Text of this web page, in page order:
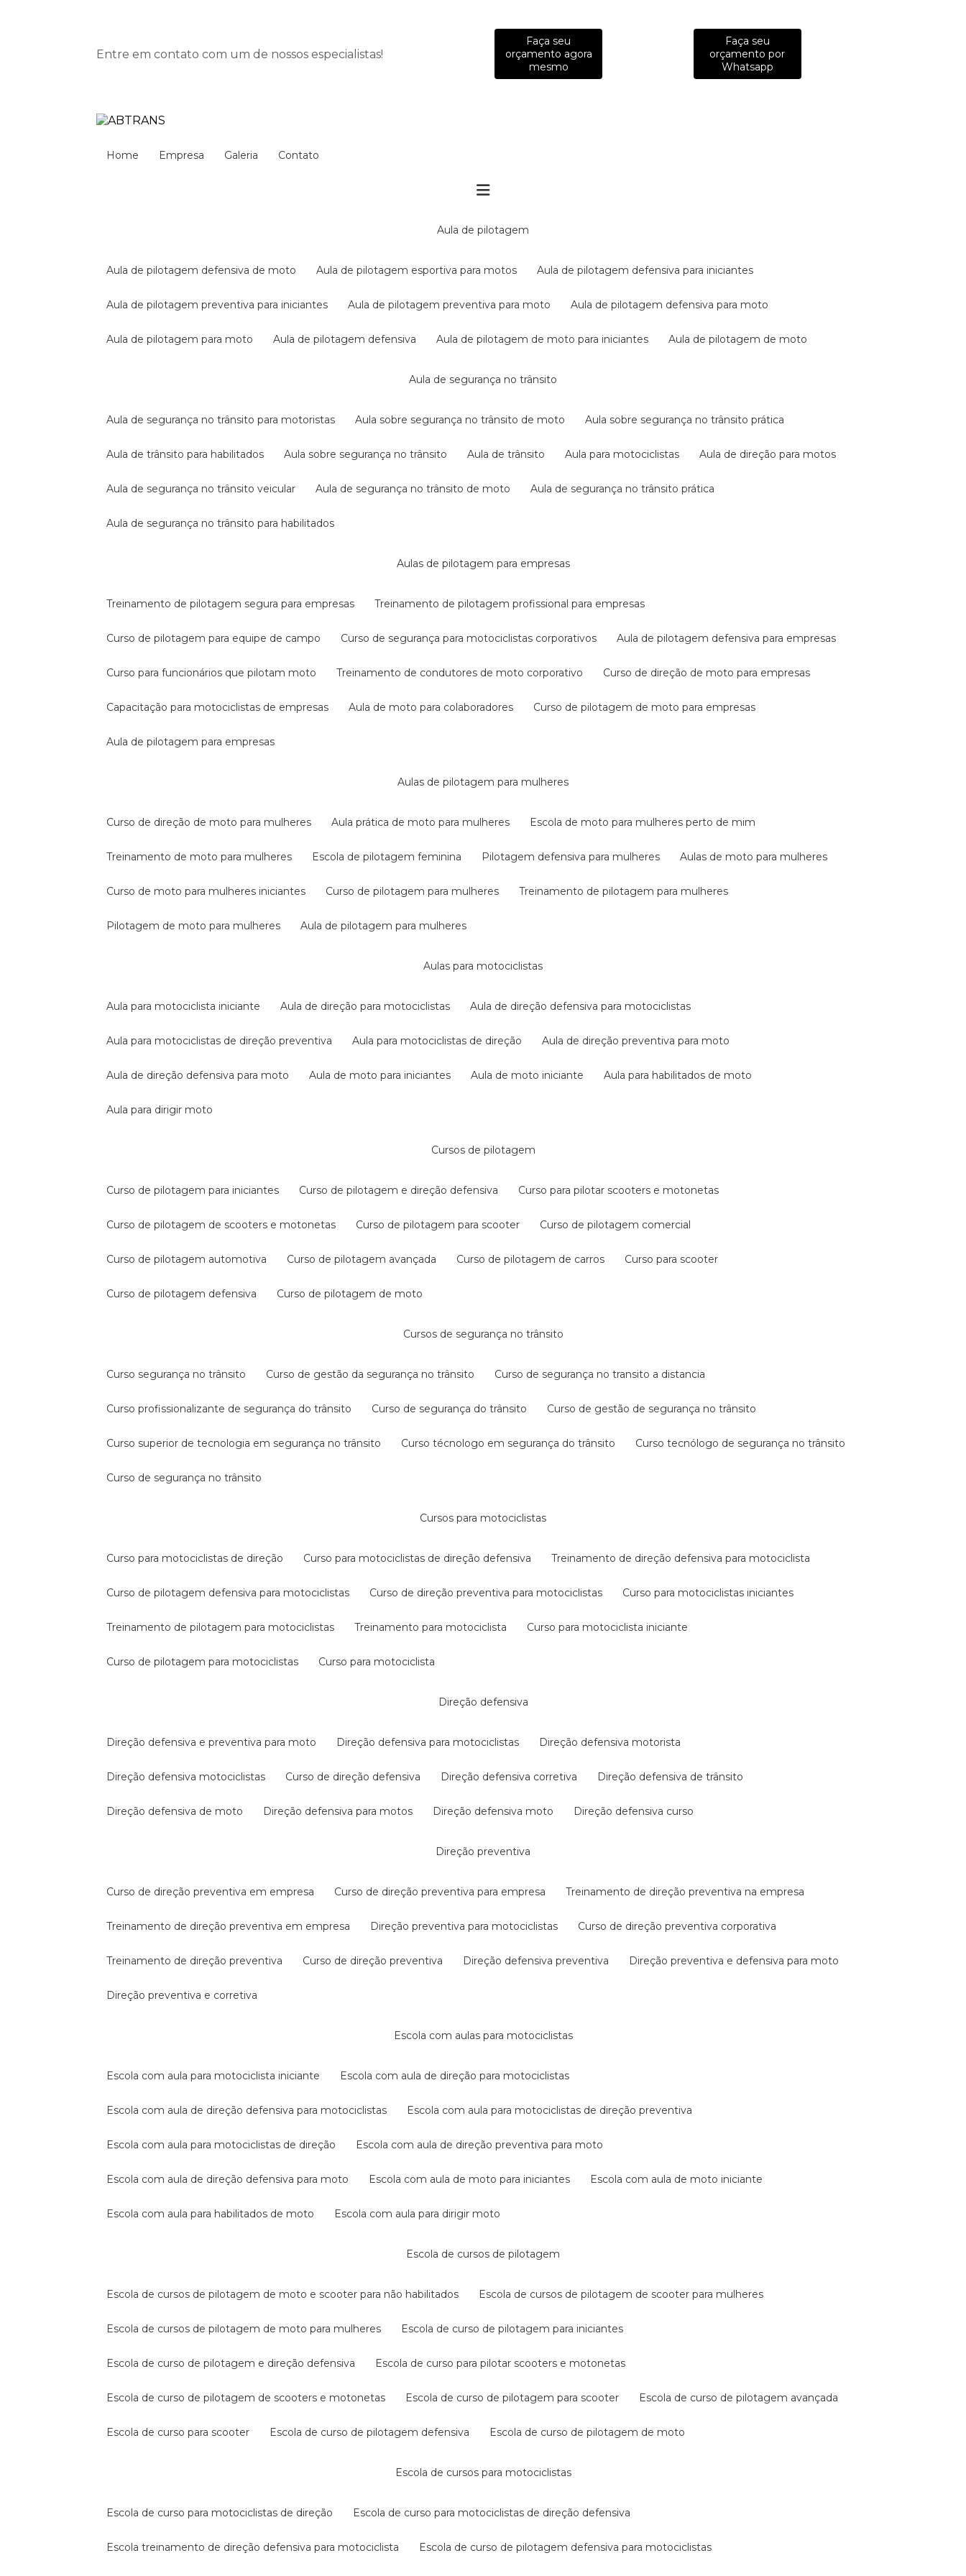
Entre em contato com um de nossos especialistas!
Faça seu
orçamento agora
mesmo
Faça seu
orçamento por
Whatsapp
Home Empresa Galeria Contato
aula de pilotagem
aula de pilotagem defensiva de moto aula de pilotagem esportiva para motos aula de pilotagem defensiva para iniciantes
aula de pilotagem preventiva para iniciantes aula de pilotagem preventiva para moto aula de pilotagem defensiva para moto
aula de pilotagem para moto aula de pilotagem defensiva aula de pilotagem de moto para iniciantes aula de pilotagem de moto
aula de segurança no trânsito
aula de segurança no trânsito para motoristas aula sobre segurança no trânsito de moto aula sobre segurança no trânsito prática
aula de trânsito para habilitados aula sobre segurança no trânsito aula de trânsito aula para motociclistas aula de direção para motos
aula de segurança no trânsito veicular aula de segurança no trânsito de moto aula de segurança no trânsito prática
aula de segurança no trânsito para habilitados
aulas de pilotagem para empresas
treinamento de pilotagem segura para empresas treinamento de pilotagem profissional para empresas
curso de pilotagem para equipe de campo curso de segurança para motociclistas corporativos aula de pilotagem defensiva para empresas
curso para funcionários que pilotam moto treinamento de condutores de moto corporativo curso de direção de moto para empresas
capacitação para motociclistas de empresas aula de moto para colaboradores curso de pilotagem de moto para empresas
aula de pilotagem para empresas
aulas de pilotagem para mulheres
curso de direção de moto para mulheres aula prática de moto para mulheres escola de moto para mulheres perto de mim
treinamento de moto para mulheres escola de pilotagem feminina pilotagem defensiva para mulheres aulas de moto para mulheres
curso de moto para mulheres iniciantes curso de pilotagem para mulheres treinamento de pilotagem para mulheres
pilotagem de moto para mulheres aula de pilotagem para mulheres
aulas para motociclistas
aula para motociclista iniciante aula de direção para motociclistas aula de direção defensiva para motociclistas
aula para motociclistas de direção preventiva aula para motociclistas de direção aula de direção preventiva para moto
aula de direção defensiva para moto aula de moto para iniciantes aula de moto iniciante aula para habilitados de moto
aula para dirigir moto
cursos de pilotagem
curso de pilotagem para iniciantes curso de pilotagem e direção defensiva curso para pilotar scooters e motonetas
curso de pilotagem de scooters e motonetas curso de pilotagem para scooter curso de pilotagem comercial
curso de pilotagem automotiva curso de pilotagem avançada curso de pilotagem de carros curso para scooter
curso de pilotagem defensiva curso de pilotagem de moto
cursos de segurança no trânsito
curso segurança no trânsito curso de gestão da segurança no trânsito curso de segurança no transito a distancia
curso profissionalizante de segurança do trânsito curso de segurança do trânsito curso de gestão de segurança no trânsito
curso superior de tecnologia em segurança no trânsito curso técnologo em segurança do trânsito curso tecnólogo de segurança no trânsito
curso de segurança no trânsito
cursos para motociclistas
curso para motociclistas de direção curso para motociclistas de direção defensiva treinamento de direção defensiva para motociclista
curso de pilotagem defensiva para motociclistas curso de direção preventiva para motociclistas curso para motociclistas iniciantes
treinamento de pilotagem para motociclistas treinamento para motociclista curso para motociclista iniciante
curso de pilotagem para motociclistas curso para motociclista
direção defensiva
direção defensiva e preventiva para moto direção defensiva para motociclistas direção defensiva motorista
direção defensiva motociclistas curso de direção defensiva direção defensiva corretiva direção defensiva de trânsito
direção defensiva de moto direção defensiva para motos direção defensiva moto direção defensiva curso
direção preventiva
curso de direção preventiva em empresa curso de direção preventiva para empresa treinamento de direção preventiva na empresa
treinamento de direção preventiva em empresa direção preventiva para motociclistas curso de direção preventiva corporativa
treinamento de direção preventiva curso de direção preventiva direção defensiva preventiva direção preventiva e defensiva para moto
direção preventiva e corretiva
escola com aulas para motociclistas
escola com aula para motociclista iniciante escola com aula de direção para motociclistas
escola com aula de direção defensiva para motociclistas escola com aula para motociclistas de direção preventiva
escola com aula para motociclistas de direção escola com aula de direção preventiva para moto
escola com aula de direção defensiva para moto escola com aula de moto para iniciantes escola com aula de moto iniciante
escola com aula para habilitados de moto escola com aula para dirigir moto
escola de cursos de pilotagem
escola de cursos de pilotagem de moto e scooter para não habilitados escola de cursos de pilotagem de scooter para mulheres
escola de cursos de pilotagem de moto para mulheres escola de curso de pilotagem para iniciantes
escola de curso de pilotagem e direção defensiva escola de curso para pilotar scooters e motonetas
escola de curso de pilotagem de scooters e motonetas escola de curso de pilotagem para scooter escola de curso de pilotagem avançada
escola de curso para scooter escola de curso de pilotagem defensiva escola de curso de pilotagem de moto
escola de cursos para motociclistas
escola de curso para motociclistas de direção escola de curso para motociclistas de direção defensiva
escola treinamento de direção defensiva para motociclista escola de curso de pilotagem defensiva para motociclistas